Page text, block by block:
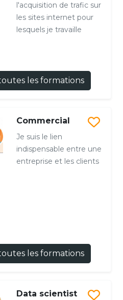
l'acquisition de trafic sur
les sites internet pour
lesquels je travaille
les formations
Commercial
Je suis le lien
indispensable entre une
entreprise et les clients
les formations
Data scientist